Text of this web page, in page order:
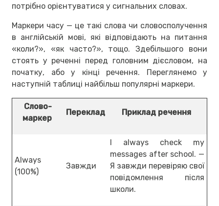
потрібно орієнтуватися у сигнальних словах.
Маркери часу — це такі слова чи словосполучення
в англійській мові, які відповідають на питання
«коли?», «як часто?», тощо. Здебільшого вони
стоять у реченні перед головним дієсловом, на
початку, або у кінці речення. Переглянемо у
наступній таблиці найбільш популярні маркери.
Слово-
маркер
Переклад Приклад речення
Always
(100%)
Завжди
I always check my
messages after school. —
Я завжди перевіряю свої
повідомлення після
школи.